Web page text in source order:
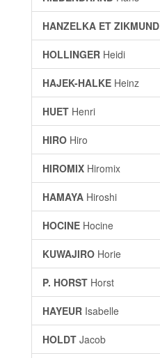
HANZELKA ET ZIKMUND
HOLLINGER Heidi
HAJEK-HALKE Heinz
HUET Henri
HIRO Hiro
HIROMIX Hiromix
HAMAYA Hiroshi
HOCINE Hocine
KUWAJIRO Horie
P. HORST Horst
HAYEUR Isabelle
HOLDT Jacob